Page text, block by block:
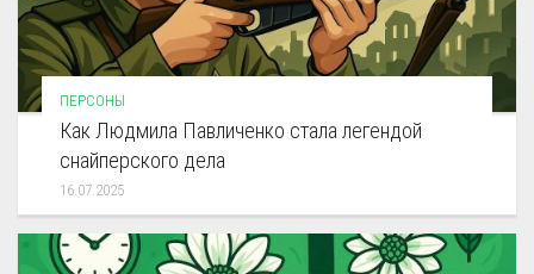
ПЕРСОНЫ
Как Людмила Павличенко стала легендой
снайперского дела
16.07.2025